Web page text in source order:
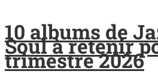
10 albums de
Soul à retenir
trimestre 2026